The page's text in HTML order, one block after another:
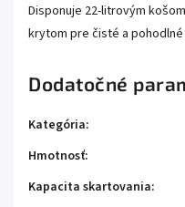
Disponuje 22-litrovým
krytom pre čisté a
Dodatočné
Kategória:
Hmotnosť:
Kapacita skartovania: